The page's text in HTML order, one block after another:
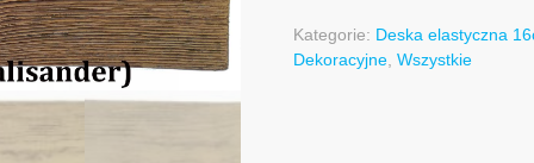
Kategorie: Deska elastyczna
Dekoracyjne, Wszystkie